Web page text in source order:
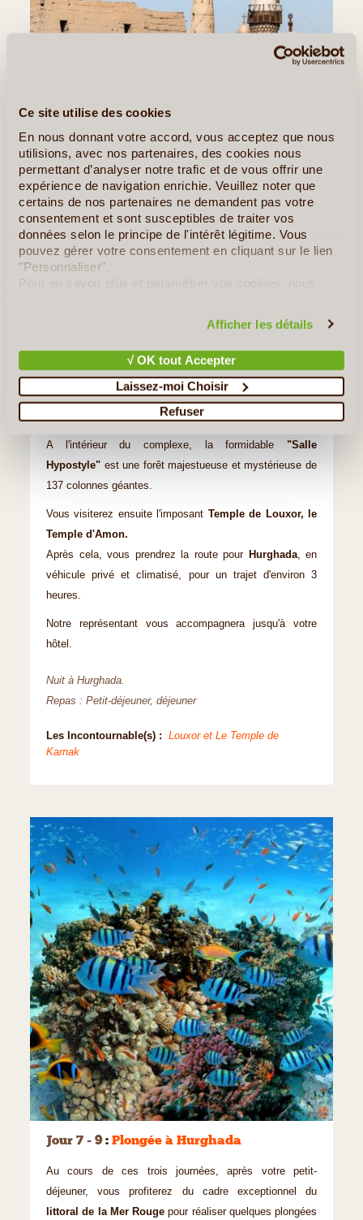
Ce site utilise des cookies
En nous donnant votre accord, vous acceptez que nous
utilisions, avec nos partenaires, des cookies nous
permettant d’analyser notre trafic et de vous offrir une
expérience de navigation enrichie. Veuillez noter que
certains de nos partenaires ne demandent pas votre
consentement et sont susceptibles de traiter vos
données selon le principe de l'intérêt légitime. Vous
pouvez gérer votre consentement en cliquant sur le lien
"Personnaliser".
Pour en savoir plus et paramétrer vos cookies, nous
Afficher les détails
√ OK tout Accepter
Laissez-moi Choisir
Refuser
Jour 6 Rive Est de Louxor
Après votre petit-déjeuner à bord, vous débarquerez de la
triade thébaine avec à sa tête le dieu Amon-Rê. Son
ancien nom "Ipet-isut" signifie "le lieu le plus sacré".
Le complexe de Temples fut édifié il y a plus de deux
mille ans par les pharaons, génération après génération.
A l'intérieur du complexe, la formidable "Salle
Hypostyle" est une forêt majestueuse et mystérieuse de
137 colonnes géantes.
Vous visiterez ensuite l'imposant Temple de Louxor, le
Temple d'Amon.
Après cela, vous prendrez la route pour Hurghada, en
véhicule privé et climatisé, pour un trajet d'environ 3
heures.
Notre représentant vous accompagnera jusqu'à votre
hôtel.
Nuit à Hurghada.
Repas : Petit-déjeuner, déjeuner
Les Incontournable(s) :
Louxor et Le Temple de
Karnak
©
Jour 7 - 9: Plongée à Hurghada
Au cours de ces trois journées, après votre petit-
déjeuner, vous profiterez du cadre exceptionnel du
littoral de la Mer Rouge pour réaliser quelques plongées